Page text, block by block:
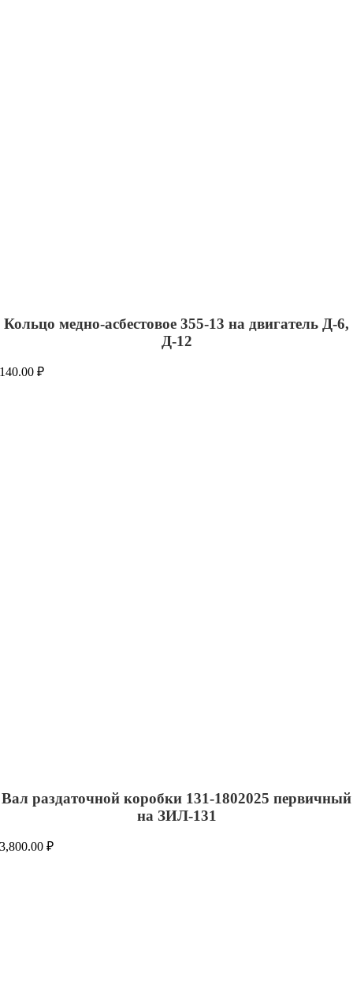
Кольцо медно-асбестовое 355-13 на двигатель Д-6,
Д-12
140.00₽
Вал раздаточной коробки 131-1802025 первичный
на ЗИЛ-131
3,800.00₽